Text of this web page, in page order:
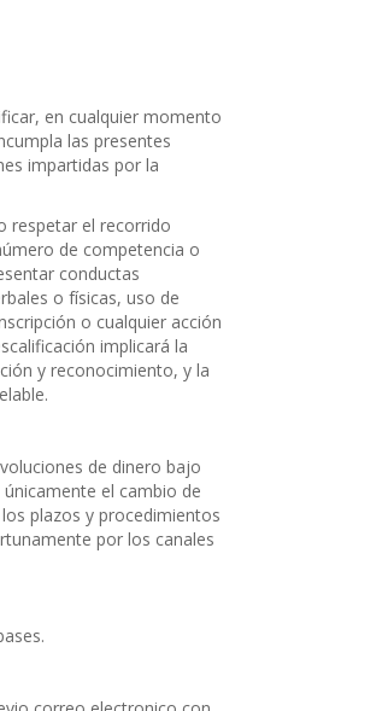
en cualquier momento
las presentes
impartidas por la
respetar el recorrido
de competencia o
conductas
o físicas, uso de
o cualquier acción
implicará la
y reconocimiento, y la
de dinero bajo
el cambio de
plazos y procedimientos
por los canales